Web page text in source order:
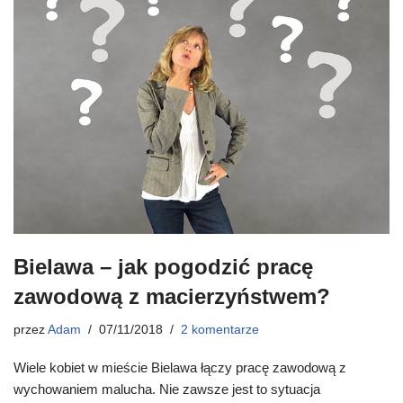
Bielawa – jak pogodzić pracę
zawodową z macierzyństwem?
przez Adam 07/11/2018 2 komentarze
Wiele kobiet w mieście Bielawa łączy pracę zawodową z
wychowaniem malucha. Nie zawsze jest to sytuacja